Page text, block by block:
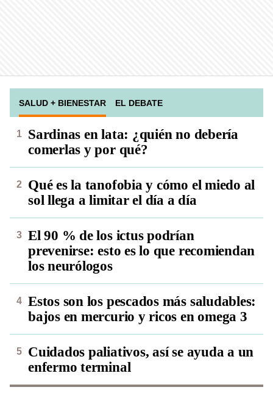
SALUD + BIENESTAR EL DEBATE
Sardinas en lata: ¿quién no debería
comerlas y por qué?
Qué es la tanofobia y cómo el miedo al
sol llega a limitar el día a día
El 90 % de los ictus podrían
prevenirse: esto es lo que recomiendan
los neurólogos
Estos son los pescados más saludables:
bajos en mercurio y ricos en omega 3
Cuidados paliativos, así se ayuda a un
enfermo terminal